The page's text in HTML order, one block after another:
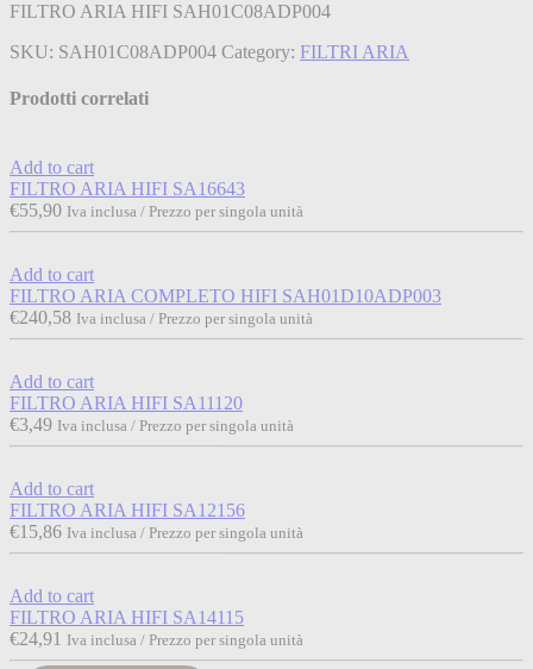
FILTRO ARIA HIFI SAH01C08ADP004
SKU: SAH01C08ADP004 Category: FILTRI ARIA
Prodotti correlati
Add to cart
FILTRO ARIA HIFI SA16643
€55,90 Iva inclusa / Prezzo per singola unità
Add to cart
FILTRO ARIA COMPLETO HIFI SAH01D10ADP003
€240,58 Iva inclusa / Prezzo per singola unità
Add to cart
FILTRO ARIA HIFI SA11120
€3,49 Iva inclusa / Prezzo per singola unità
Add to cart
FILTRO ARIA HIFI SA12156
€15,86 Iva inclusa / Prezzo per singola unità
Add to cart
FILTRO ARIA HIFI SA14115
€24,91 Iva inclusa / Prezzo per singola unità